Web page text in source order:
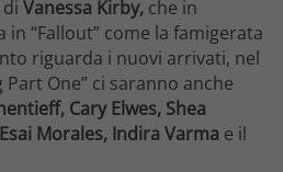
Vanessa Kirby, che in
“Fallout” come la famigerata
riguarda i nuovi arrivati, nel
Part One” ci saranno anche
Cary Elwes, Shea
Morales, Indira Varma e il